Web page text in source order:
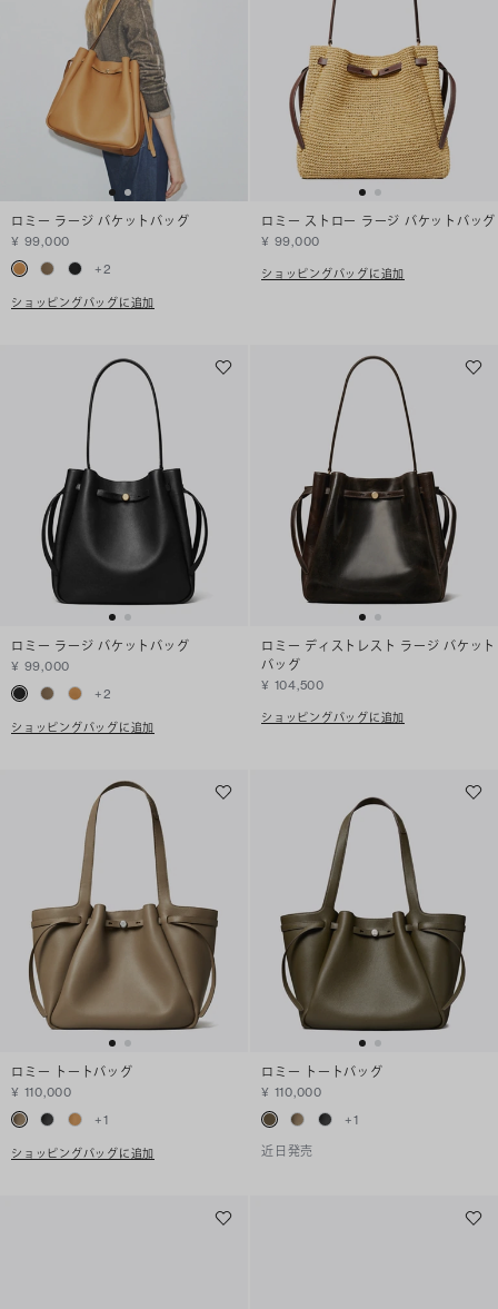
ロミー ラージ バケットバッグ
¥ 99,000
+2
ショッピングバッグに追加
ロミー ストロー ラージ バケットバッグ
¥ 99,000
ショッピングバッグに追加
ロミー ラージ バケットバッグ
¥ 99,000
+2
ショッピングバッグに追加
ロミー ディストレスト ラージ バケット
バッグ
¥ 104,500
ショッピングバッグに追加
ロミー トートバッグ
¥ 110,000
+1
ショッピングバッグに追加
ロミー トートバッグ
¥ 110,000
+1
近日発売